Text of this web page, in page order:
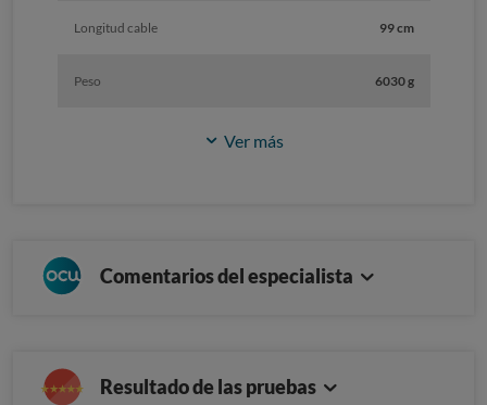
Longitud cable 99 cm
Peso 6030 g
Ver más
Comentarios del especialista
Resultado de las pruebas